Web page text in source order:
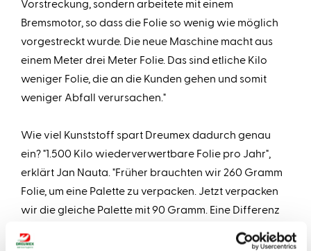
Vorstreckung, sondern arbeitete mit einem
Bremsmotor, so dass die Folie so wenig wie möglich
vorgestreckt wurde. Die neue Maschine macht aus
einem Meter drei Meter Folie. Das sind etliche Kilo
weniger Folie, die an die Kunden gehen und somit
weniger Abfall verursachen."
Wie viel Kunststoff spart Dreumex dadurch genau
ein? "1.500 Kilo wiederverwertbare Folie pro Jahr",
erklärt Jan Nauta. "Früher brauchten wir 260 Gramm
Folie, um eine Palette zu verpacken. Jetzt verpacken
wir die gleiche Palette mit 90 Gramm. Eine Differenz
Tag ein, Tag aus, Woche für Woche.